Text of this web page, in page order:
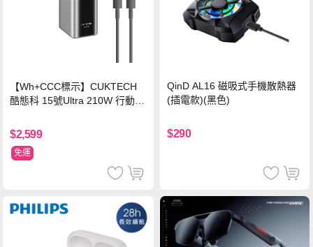
【Wh+CCC標示】CUKTECH
酷態科 15號Ultra 210W 行動電
$2,599
免運
QinD AL16 磁吸式手機散熱器
(插電款)(黑色)
$290